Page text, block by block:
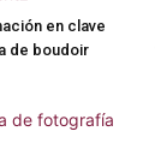
en clave
de boudoir